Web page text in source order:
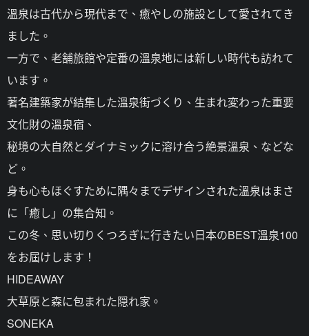
溫泉は古代から現代まで、癒やしの施設として愛されてき
ました。
一方で、老舗旅館や定番の溫泉地には新しい時代も訪れて
います。
著名建築家が結集した溫泉街づくり、生まれ変わった重要
文化財の溫泉宿、
秘境の大自然とダイナミックに溶け合う絶景溫泉、などな
ど。
身も心もほぐすために隅々までデザインされた溫泉はまさ
に「癒し」の集合知。
この冬、思い切りくつろぎに行きたい日本のBEST溫泉100
をお屆けします！
HIDEAWAY
大草原と森に包まれた隠れ家。
SONEKA